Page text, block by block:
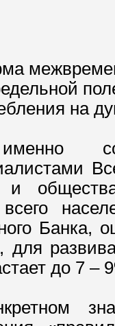
на
и
всего
Банка,
для
до 7 –